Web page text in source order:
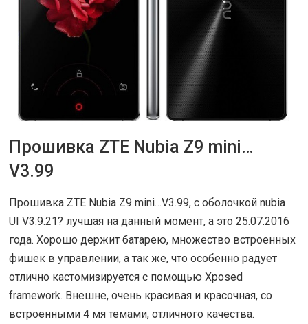
30 ИЮЛ 2016 ОБЗОРЫ
Прошивка ZTE Nubia Z9 mini…
V3.99
Прошивка ZTE Nubia Z9 mini…V3.99, с оболочкой nubia
UI V3.9.21? лучшая на данный момент, а это 25.07.2016
года. Хорошо держит батарею, множество встроенных
фишек в управлении, а так же, что особенно радует
отлично кастомизируется с помощью Xposed
framework. Внешне, очень красивая и красочная, со
встроенными 4 мя темами, отличного качества.